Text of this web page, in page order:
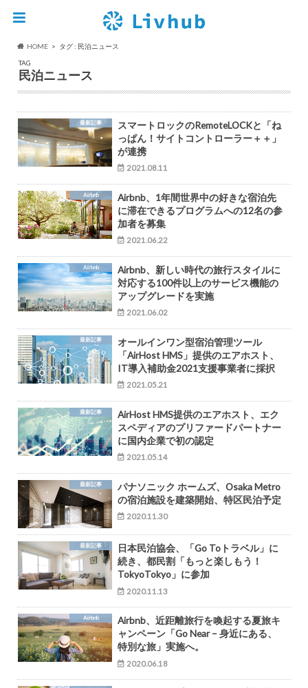
HOME
タグ : 民泊ニュース
TAG
民泊ニュース
最新記事
スマートロックのRemoteLOCKと「ね
っぱん！サイトコントローラー＋＋」
が連携
2021.08.11
Airbnb
Airbnb、1年間世界中の好きな宿泊先
に滞在できるプログラムへの12名の参
加者を募集
2021.06.22
Airbnb
Airbnb、新しい時代の旅行スタイルに
対応する100件以上のサービス機能の
アップグレードを実施
2021.06.02
最新記事
オールインワン型宿泊管理ツール
「AirHost HMS」提供のエアホスト、
IT導入補助金2021支援事業者に採択
2021.05.21
最新記事
AirHost HMS提供のエアホスト、エク
スペディアのプリファードパートナー
に国内企業で初の認定
2021.05.14
最新記事
パナソニック ホームズ、Osaka Metro
の宿泊施設を建築開始、特区民泊予定
2020.11.30
最新記事
日本民泊協会、「Go Toトラベル」に
続き、都民割「もっと楽しもう！
TokyoTokyo」に参加
2020.11.13
Airbnb
Airbnb、近距離旅行を喚起する夏旅キ
ャンペーン「Go Near – 身近にある、
特別な旅」実施へ。
2020.06.18